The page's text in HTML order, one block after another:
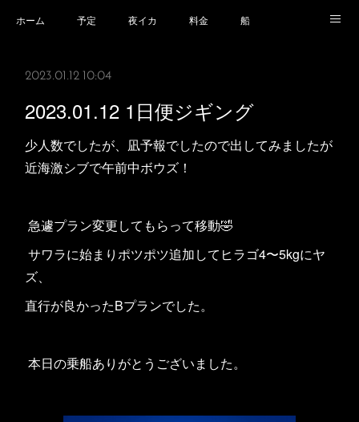
ホーム 予定 夜イカ 料金 船
2023.01.12 10:04
2023.01.12 1日便ジギング
少人数でしたが、凪予報でしたので出してみましたが
近海激シブで午前中ボウズ！
急遽プラン変更してもらって移動🤣
サワラに始まりポツポツ追加してヒラゴ4〜5kgにヤ
ズ、
直行が良かったBプランでした。
本日の乗船ありがとうございました。